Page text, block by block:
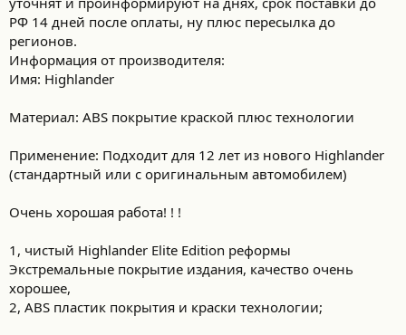
РФ 14 дней после оплаты, ну плюс пересылка до
регионов.
Информация от производителя:
Имя: Highlander
Материал: ABS покрытие краской плюс технологии
Применение: Подходит для 12 лет из нового Highlander
(стандартный или с оригинальным автомобилем)
Очень хорошая работа! ! !
1, чистый Highlander Elite Edition реформы
Экстремальные покрытие издания, качество очень
хорошее,
2, ABS пластик покрытия и краски технологии;